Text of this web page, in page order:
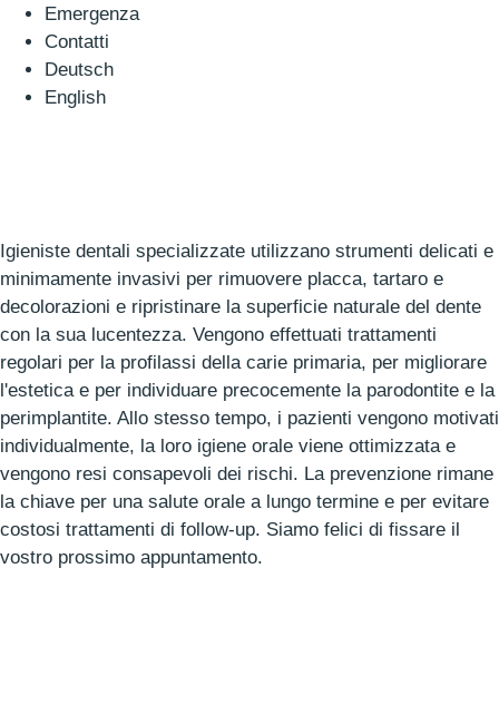
Emergenza
Contatti
Deutsch
English
Igieniste dentali specializzate utilizzano strumenti delicati e
minimamente invasivi per rimuovere placca, tartaro e
decolorazioni e ripristinare la superficie naturale del dente
con la sua lucentezza. Vengono effettuati trattamenti
regolari per la profilassi della carie primaria, per migliorare
l'estetica e per individuare precocemente la parodontite e la
perimplantite. Allo stesso tempo, i pazienti vengono motivati
individualmente, la loro igiene orale viene ottimizzata e
vengono resi consapevoli dei rischi. La prevenzione rimane
la chiave per una salute orale a lungo termine e per evitare
costosi trattamenti di follow-up. Siamo felici di fissare il
vostro prossimo appuntamento.